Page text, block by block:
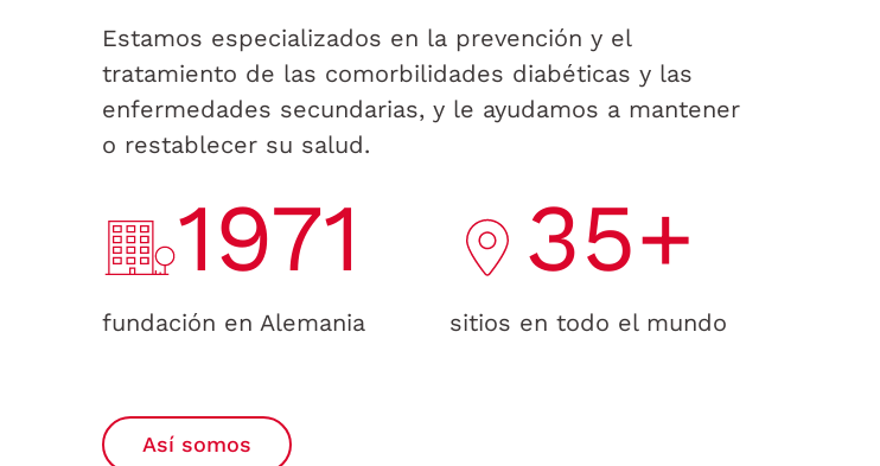
Estamos especializados en la prevención y el
tratamiento de las comorbilidades diabéticas y las
enfermedades secundarias, y le ayudamos a mantener
o restablecer su salud.
1971
fundación en Alemania
35+
sitios en todo el mundo
Así somos